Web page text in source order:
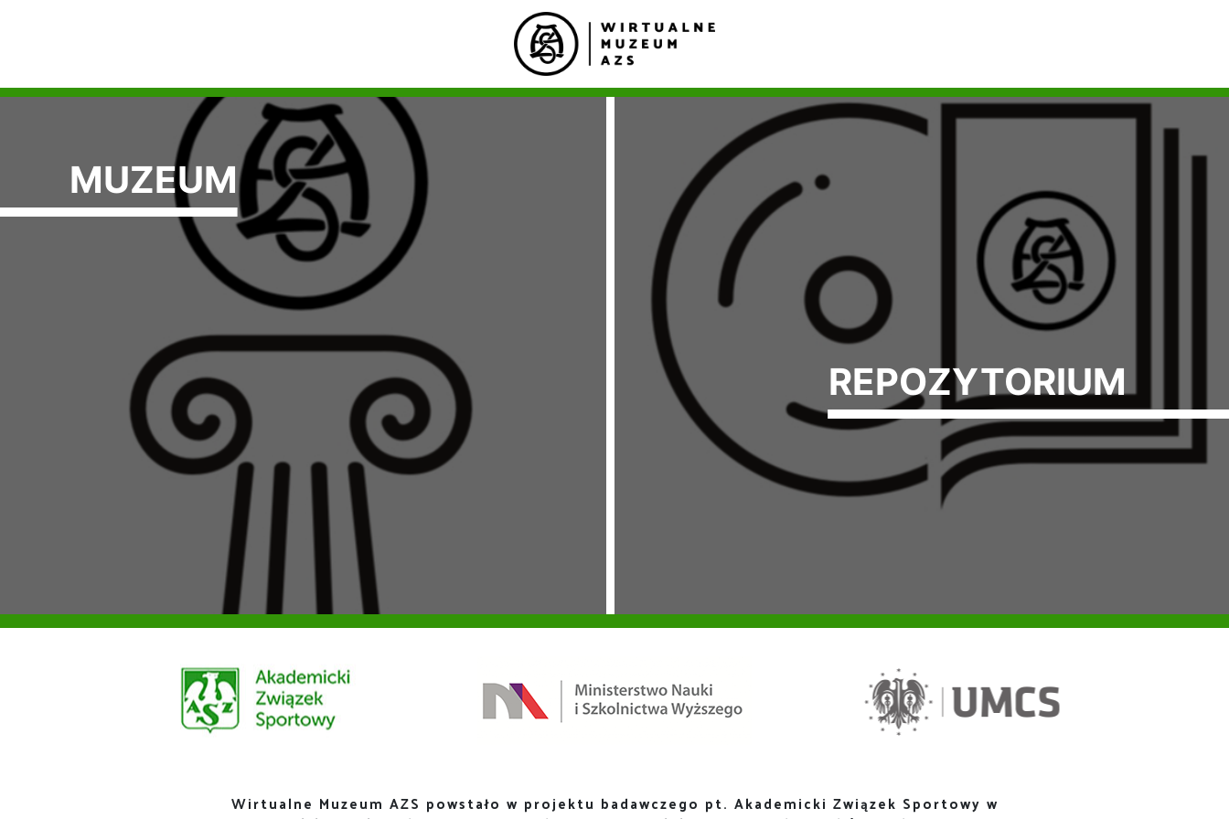
MUZEUM
REPOZYTORIUM
Wirtualne Muzeum AZS powstało w projektu badawczego pt. Akademicki Związek Sportowy w